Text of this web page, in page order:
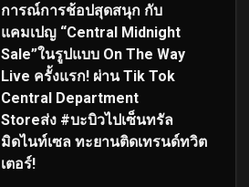
การณ์การช้อปสุดสนุก กับ
แคมเปญ “Central Midnight
Sale”ในรูปแบบ On The Way
Live ครั้งแรก! ผ่าน Tik Tok
Central Department
Storeส่ง #บะบิวไปเซ็นทรัล
มิดไนท์เซล ทะยานติดเทรนด์ทวิต
เตอร์!